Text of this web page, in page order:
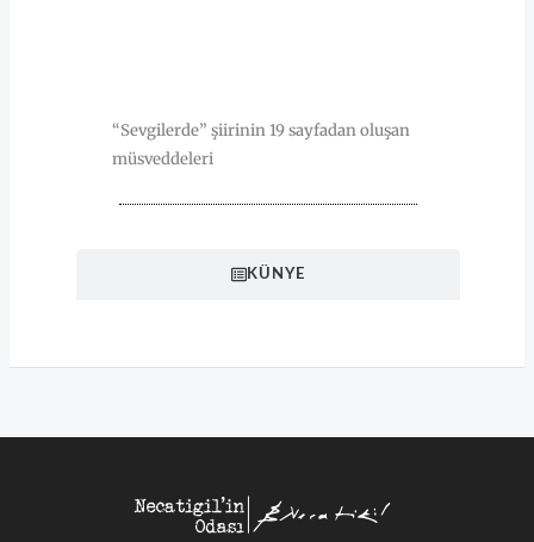
KÜNYE
“Sevgilerde” şiirinin 19 sayfadan oluşan
müsveddeleri